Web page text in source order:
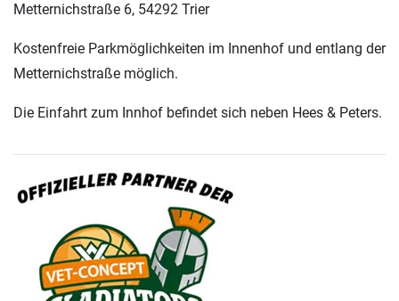
Metternichstraße 6, 54292 Trier
Kostenfreie Parkmöglichkeiten im Innenhof und entlang der
Metternichstraße möglich.
Die Einfahrt zum Innhof befindet sich neben Hees & Peters.